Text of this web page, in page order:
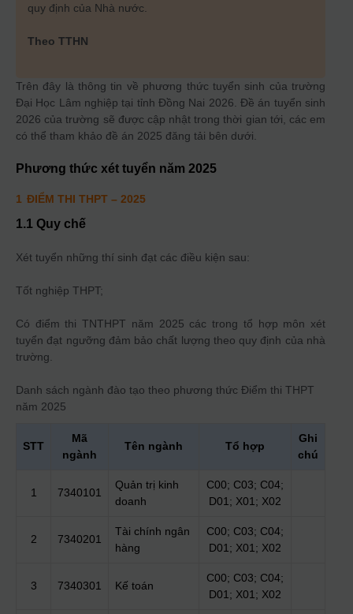
quy định của Nhà nước.
Theo TTHN
Trên đây là thông tin về phương thức tuyển sinh của trường
Đại Học Lâm nghiệp tại tỉnh Đồng Nai 2026. Đề án tuyển sinh
2026 của trường sẽ được cập nhật trong thời gian tới, các em
có thể tham khảo đề án 2025 đăng tải bên dưới.
Phương thức xét tuyển năm 2025
1 ĐIỂM THI THPT – 2025
1.1 Quy chế
Xét tuyển những thí sinh đạt các điều kiện sau:
Tốt nghiệp THPT;
Có điểm thi TNTHPT năm 2025 các trong tổ hợp môn xét
tuyển đạt ngưỡng đảm bảo chất lượng theo quy định của nhà
trường.
Danh sách ngành đào tạo theo phương thức Điểm thi THPT
năm 2025
STT
Mã
ngành
Tên ngành Tổ hợp
Ghi
chú
1 7340101
Quản trị kinh
doanh
C00; C03; C04;
D01; X01; X02
2 7340201
Tài chính ngân
hàng
C00; C03; C04;
D01; X01; X02
3 7340301 Kế toán
C00; C03; C04;
D01; X01; X02